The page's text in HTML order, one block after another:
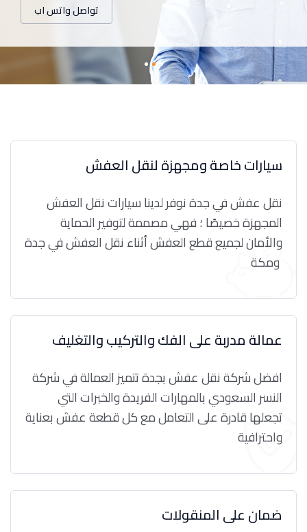
تواصل واتس اب
سيارات خاصة ومجهزة لنقل العفش
نقل عفش في جدة نوفر لدينا سيارات نقل العفش
المجهزة خصيصًا ؛ فهي مصممة لتوفير الحماية
والأمان لجميع قطع العفش أثناء نقل العفش في جدة
عمالة مدربة على الفك والتركيب والتغليف
افضل شركة نقل عفش بجدة تتميز العمالة في شركة
النسر السعودي بالمهارات الفريدة والخبرات التي
تجعلها قادرة على التعامل مع كل قطعة عفش بعناية
واحترافية
ضمان على المنقولات